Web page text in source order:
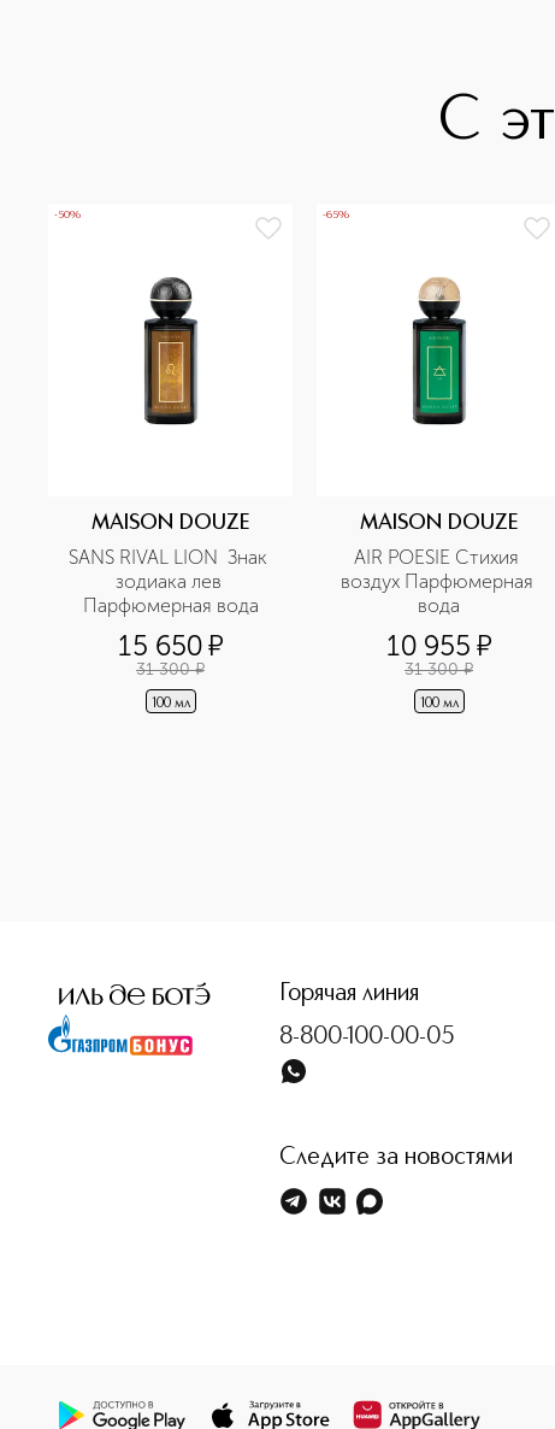
С
-50%
MAISON DOUZE
SANS RIVAL LION  Знак
зодиака лев
Парфюмерная вода
15 650¤
31 300 ¤
100 мл
-65%
MAISON DOUZE
AIR POESIE Стихия
воздух Парфюмерная
вода
10 955 ¤
31 300 ¤
100 мл
Горячая линия
8-800-100-00-05
Следите за новостями